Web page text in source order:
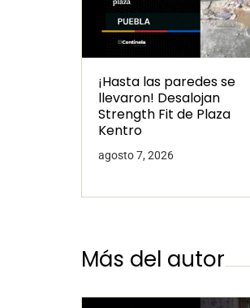
¡Hasta las paredes se
llevaron! Desalojan
Strength Fit de Plaza
Kentro
agosto 7, 2026
Más del autor